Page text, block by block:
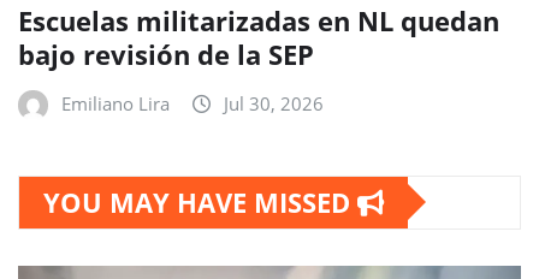
Escuelas militarizadas en NL quedan
bajo revisión de la SEP
Emiliano Lira Jul 30, 2026
YOU MAY HAVE MISSED